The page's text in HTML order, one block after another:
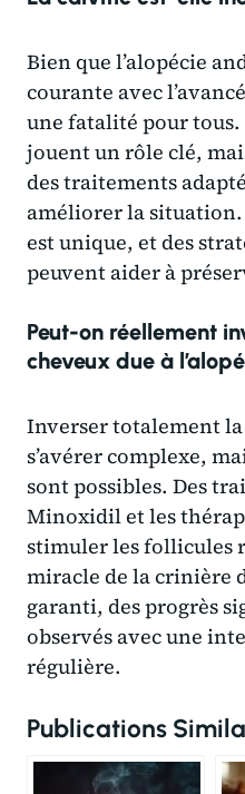
Bien que l’alopécie
courante avec
une fatalité pour tous.
jouent un rôle clé,
des traitements
améliorer la
est unique, et des
peuvent aider à
Peut-on réellement
cheveux due à
Inverser totalement
s’avérer complexe,
sont possibles. Des
Minoxidil et les
stimuler les follicules
miracle de la crinière
garanti, des progrès
observés avec une
régulière.
Publications